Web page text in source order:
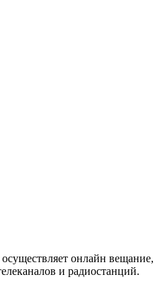
онлайн вещание,
и радиостанций.